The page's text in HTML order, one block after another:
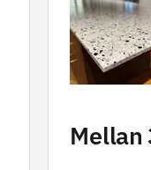
Mellan